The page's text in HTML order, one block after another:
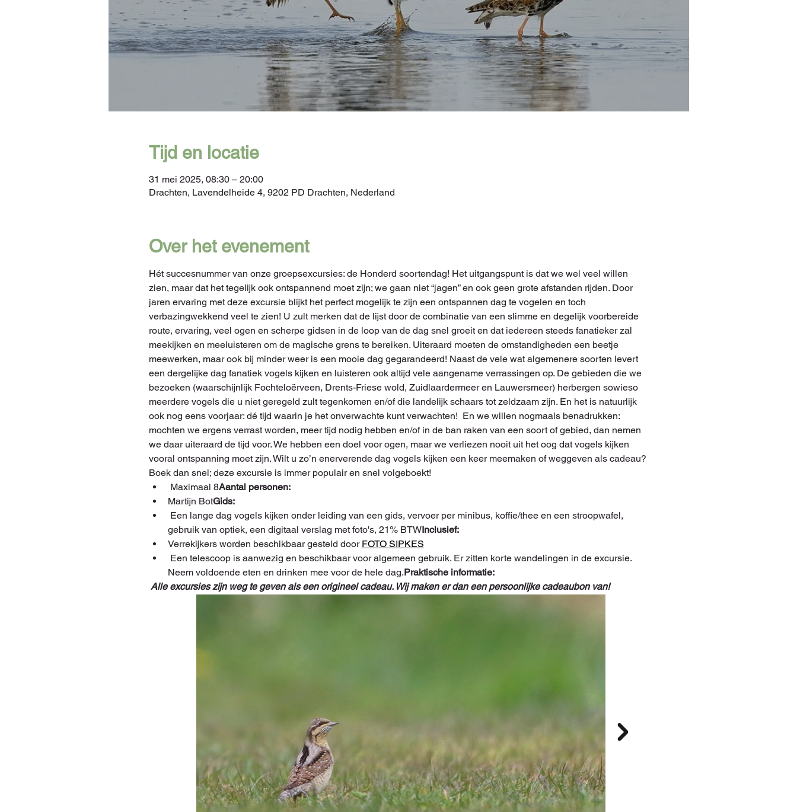
Tijd en locatie
31 mei 2025, 08:30 – 20:00
Drachten, Lavendelheide 4, 9202 PD Drachten, Nederland
Over het evenement
Hét succesnummer van onze groepsexcursies: de Honderd soortendag! Het uitgangspunt is dat we wel veel willen
zien, maar dat het tegelijk ook ontspannend moet zijn; we gaan niet “jagen” en ook geen grote afstanden rijden. Door
jaren ervaring met deze excursie blijkt het perfect mogelijk te zijn een ontspannen dag te vogelen en toch
verbazingwekkend veel te zien! U zult merken dat de lijst door de combinatie van een slimme en degelijk voorbereide
route, ervaring, veel ogen en scherpe gidsen in de loop van de dag snel groeit en dat iedereen steeds fanatieker zal
meekijken en meeluisteren om de magische grens te bereiken. Uiteraard moeten de omstandigheden een beetje
meewerken, maar ook bij minder weer is een mooie dag gegarandeerd! Naast de vele wat algemenere soorten levert
een dergelijke dag fanatiek vogels kijken en luisteren ook altijd vele aangename verrassingen op. De gebieden die we
bezoeken (waarschijnlijk Fochteloërveen, Drents-Friese wold, Zuidlaardermeer en Lauwersmeer) herbergen sowieso
meerdere vogels die u niet geregeld zult tegenkomen en/of die landelijk schaars tot zeldzaam zijn. En het is natuurlijk
ook nog eens voorjaar: dé tijd waarin je het onverwachte kunt verwachten!  En we willen nogmaals benadrukken:
mochten we ergens verrast worden, meer tijd nodig hebben en/of in de ban raken van een soort of gebied, dan nemen
we daar uiteraard de tijd voor. We hebben een doel voor ogen, maar we verliezen nooit uit het oog dat vogels kijken
vooral ontspanning moet zijn. Wilt u zo’n enerverende dag vogels kijken een keer meemaken of weggeven als cadeau?
Boek dan snel; deze excursie is immer populair en snel volgeboekt!
Maximaal 8Aantal personen:
Martijn BotGids:
gebruik van optiek, een digitaal verslag met foto's, 21% BTWInclusief:
Verrekijkers worden beschikbaar gesteld door FOTO SIPKES
Neem voldoende eten en drinken mee voor de hele dag.Praktische informatie:
Alle excursies zijn weg te geven als een origineel cadeau. Wij maken er dan een persoonlijke cadeaubon van!